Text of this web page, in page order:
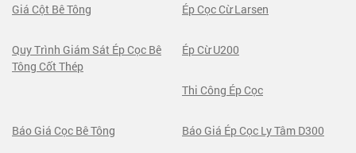
Giá Cột Bê Tông Ép Cọc Cừ Larsen
Quy Trình Giám Sát Ép Cọc Bê
Tông Cốt Thép
Ép Cừ U200
Thi Công Ép Cọc
Báo Giá Cọc Bê Tông Báo Giá Ép Cọc Ly Tâm D300